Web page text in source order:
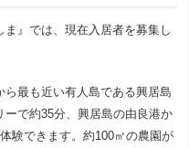
』では、現在入居者を募集し
ら最も近い有人島である興居島
ーで約35分、興居島の由良港か
験できます。約100㎡の農園が